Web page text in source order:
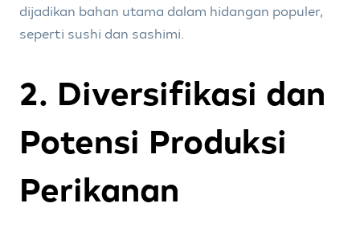
dijadikan bahan utama dalam hidangan populer,
seperti sushi dan sashimi.
2. Diversifikasi dan
Potensi Produksi
Perikanan